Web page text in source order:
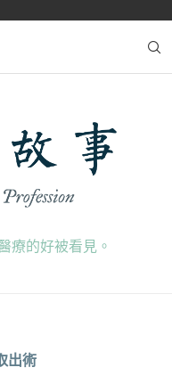
療的好被看見。
出術